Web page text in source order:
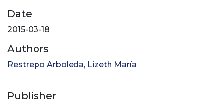
Date
2015-03-18
Authors
Restrepo Arboleda, Lizeth María
Publisher